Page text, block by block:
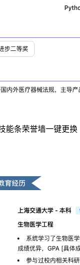
能条荣誉墙一键更换